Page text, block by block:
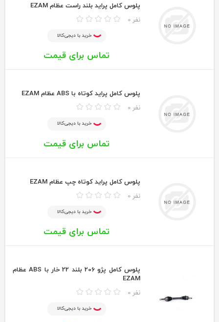
پلوس كامل پرايد بلند راست عظام EZAM
0 نفر
خرید با دیجی‌کالا
تماس برای قیمت
پلوس كامل پرايد كوتاه با ABS عظام EZAM
0 نفر
خرید با دیجی‌کالا
تماس برای قیمت
پلوس كامل پرايد كوتاه چپ عظام EZAM
0 نفر
خرید با دیجی‌کالا
تماس برای قیمت
پلوس كامل پژو 206 بلند 22 خار با ABS عظام
EZAM
0 نفر
خرید با دیجی‌کالا